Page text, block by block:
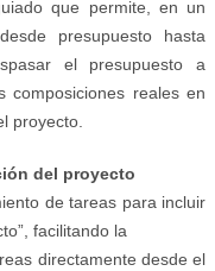
que permite, en un
presupuesto hasta
el presupuesto a
composiciones reales en
proyecto.
del proyecto
de tareas para incluir
facilitando la
directamente desde el